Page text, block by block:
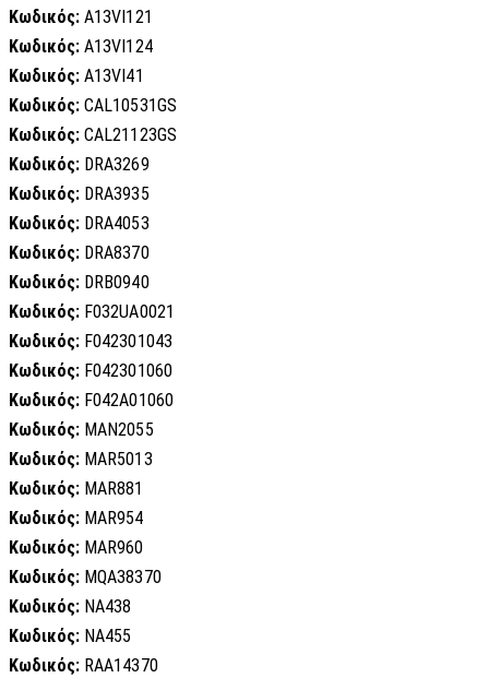
Κωδικός: A13VI121
Κωδικός: A13VI124
Κωδικός: A13VI41
Κωδικός: CAL10531GS
Κωδικός: CAL21123GS
Κωδικός: DRA3269
Κωδικός: DRA3935
Κωδικός: DRA4053
Κωδικός: DRA8370
Κωδικός: DRB0940
Κωδικός: F032UA0021
Κωδικός: F042301043
Κωδικός: F042301060
Κωδικός: F042A01060
Κωδικός: MAN2055
Κωδικός: MAR5013
Κωδικός: MAR881
Κωδικός: MAR954
Κωδικός: MAR960
Κωδικός: MQA38370
Κωδικός: NA438
Κωδικός: NA455
Κωδικός: RAA14370